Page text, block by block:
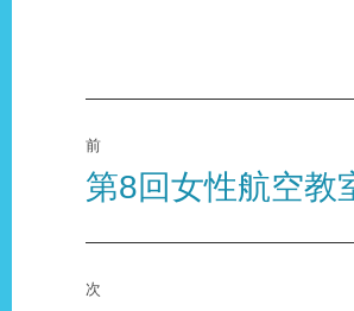
稿
前
前
投
稿:
第8回女性航空教
次